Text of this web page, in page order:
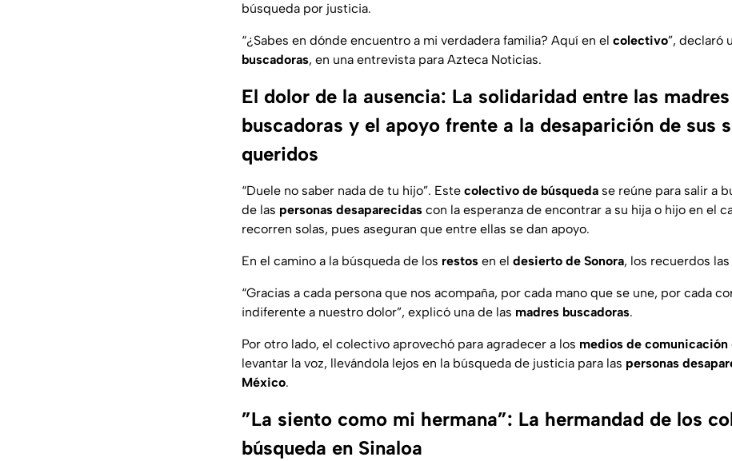
búsqueda por justicia.
“¿Sabes en dónde encuentro a mi verdadera familia? Aquí en el colectivo”, declaró
buscadoras, en una entrevista para Azteca Noticias.
El dolor de la ausencia: La solidaridad entre las madres
buscadoras y el apoyo frente a la desaparición de sus
queridos
“Duele no saber nada de tu hijo”. Este colectivo de búsqueda se reúne para salir a
de las personas desaparecidas con la esperanza de encontrar a su hija o hijo en el
recorren solas, pues aseguran que entre ellas se dan apoyo.
En el camino a la búsqueda de los restos en el desierto de Sonora, los recuerdos
“Gracias a cada persona que nos acompaña, por cada mano que se une, por cada
indiferente a nuestro dolor”, explicó una de las madres buscadoras.
Por otro lado, el colectivo aprovechó para agradecer a los medios de comunicación
levantar la voz, llevándola lejos en la búsqueda de justicia para las personas
México.
”La siento como mi hermana”: La hermandad de los
búsqueda en Sinaloa